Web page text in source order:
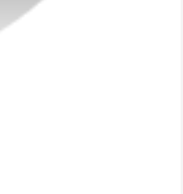
她的视频内容多样，从搞
幽默风格和贴近生活的内